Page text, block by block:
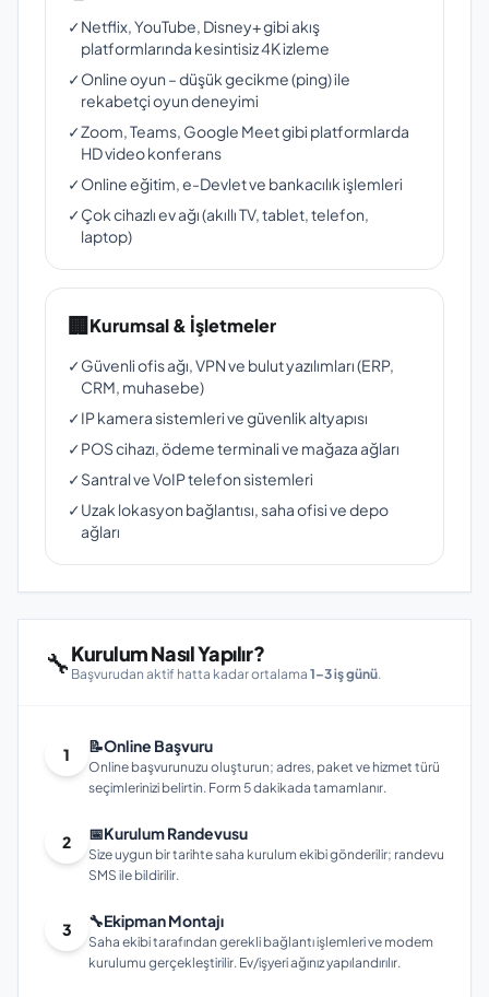
✓Netflix, YouTube, Disney+ gibi akış
platformlarında kesintisiz 4K izleme
✓Online oyun – düşük gecikme (ping) ile
rekabetçi oyun deneyimi
✓Zoom, Teams, Google Meet gibi platformlarda
HD video konferans
✓Online eğitim, e-Devlet ve bankacılık işlemleri
✓Çok cihazlı ev ağı (akıllı TV, tablet, telefon,
laptop)
🏢Kurumsal & İşletmeler
✓Güvenli ofis ağı, VPN ve bulut yazılımları (ERP,
CRM, muhasebe)
✓IP kamera sistemleri ve güvenlik altyapısı
✓POS cihazı, ödeme terminali ve mağaza ağları
✓Santral ve VoIP telefon sistemleri
✓Uzak lokasyon bağlantısı, saha ofisi ve depo
ağları
🔧Kurulum Nasıl Yapılır?
Başvurudan aktif hatta kadar ortalama 1–3 iş günü.
1 📝Online Başvuru
Online başvurunuzu oluşturun; adres, paket ve hizmet türü
seçimlerinizi belirtin. Form 5 dakikada tamamlanır.
2 📅Kurulum Randevusu
Size uygun bir tarihte saha kurulum ekibi gönderilir; randevu
SMS ile bildirilir.
3 🔧Ekipman Montajı
Saha ekibi tarafından gerekli bağlantı işlemleri ve modem
kurulumu gerçekleştirilir. Ev/işyeri ağınız yapılandırılır.